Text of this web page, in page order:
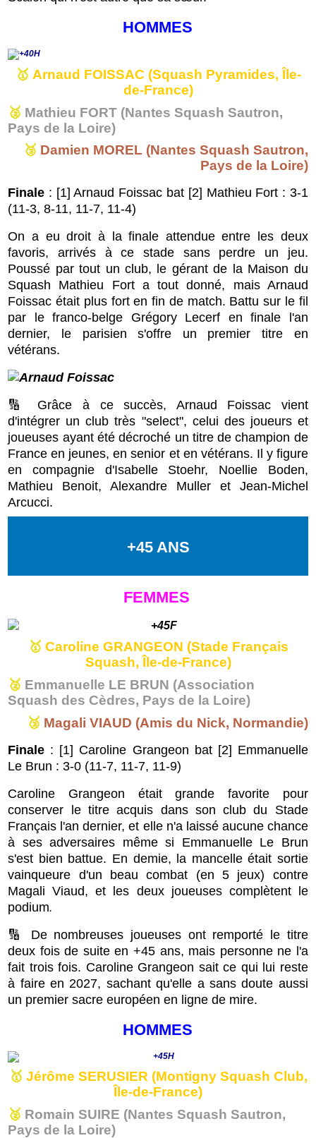
HOMMES
🥇 Arnaud FOISSAC (Squash Pyramides, Île-
de-France)
🥈 Mathieu FORT (Nantes Squash Sautron,
Pays de la Loire)
🥉 Damien MOREL (Nantes Squash Sautron,
Pays de la Loire)
Finale : [1] Arnaud Foissac bat [2] Mathieu Fort : 3-1
(11-3, 8-11, 11-7, 11-4)
On a eu droit à la finale attendue entre les deux
favoris, arrivés à ce stade sans perdre un jeu.
Poussé par tout un club, le gérant de la Maison du
Squash Mathieu Fort a tout donné, mais Arnaud
Foissac était plus fort en fin de match. Battu sur le fil
par le franco-belge Grégory Lecerf en finale l'an
dernier, le parisien s'offre un premier titre en
vétérans.
🔢 Grâce à ce succès, Arnaud Foissac vient
d'intégrer un club très "select", celui des joueurs et
joueuses ayant été décroché un titre de champion de
France en jeunes, en senior et en vétérans. Il y figure
en compagnie d'Isabelle Stoehr, Noellie Boden,
Mathieu Benoit, Alexandre Muller et Jean-Michel
Arcucci.
+45 ANS
FEMMES
🥇 Caroline GRANGEON (Stade Français
Squash, Île-de-France)
🥈 Emmanuelle LE BRUN (Association
Squash des Cèdres, Pays de la Loire)
🥉 Magali VIAUD (Amis du Nick, Normandie)
Finale : [1] Caroline Grangeon bat [2] Emmanuelle
Le Brun : 3-0 (11-7, 11-7, 11-9)
Caroline Grangeon était grande favorite pour
conserver le titre acquis dans son club du Stade
Français l'an dernier, et elle n'a laissé aucune chance
à ses adversaires même si Emmanuelle Le Brun
s'est bien battue. En demie, la mancelle était sortie
vainqueure d'un beau combat (en 5 jeux) contre
Magali Viaud, et les deux joueuses complètent le
podium.
🔢 De nombreuses joueuses ont remporté le titre
deux fois de suite en +45 ans, mais personne ne l'a
fait trois fois. Caroline Grangeon sait ce qui lui reste
à faire en 2027, sachant qu'elle a sans doute aussi
un premier sacre européen en ligne de mire.
HOMMES
🥇 Jérôme SERUSIER (Montigny Squash Club,
Île-de-France)
🥈 Romain SUIRE (Nantes Squash Sautron,
Pays de la Loire)